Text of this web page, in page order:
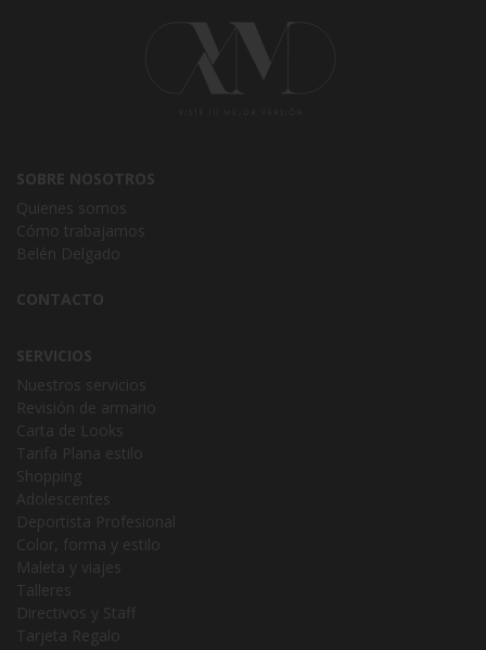
SOBRE NOSOTROS
Quienes somos
Cómo trabajamos
Belén Delgado
CONTACTO
SERVICIOS
Nuestros servicios
Revisión de armario
Carta de Looks
Tarifa Plana estilo
Shopping
Adolescentes
Deportista Profesional
Color, forma y estilo
Maleta y viajes
Talleres
Directivos y Staff
Tarjeta Regalo